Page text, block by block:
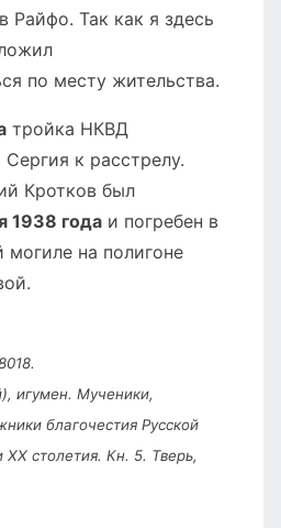
Райфо. Так как я здесь
по месту жительства.
тройка НКВД
к расстрелу.
Кротков был
1938 года и погребен в
могиле на полигоне
игумен. Мученики,
благочестия Русской
столетия. Кн. 5. Тверь,